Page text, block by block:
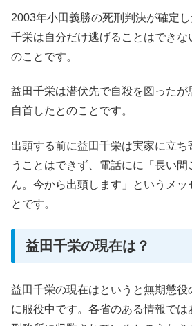
2003年小田義勝の死刑判決が確定
千栄は自分だけ逃げることはできな
のことです。
益田千栄は潜伏先で自殺を図ったが
自首したとのことです。
出頭する前に益田千栄は実家に立
うことはできず、電話にに「長い
ん。今から出頭します」というメッ
とです。
益田千栄の現在は？
益田千栄の現在はというと無期懲
に服役中です。各省のある情報で